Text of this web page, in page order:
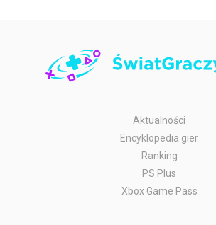
Aktualności
Encyklopedia gier
Ranking
PS Plus
Xbox Game Pass